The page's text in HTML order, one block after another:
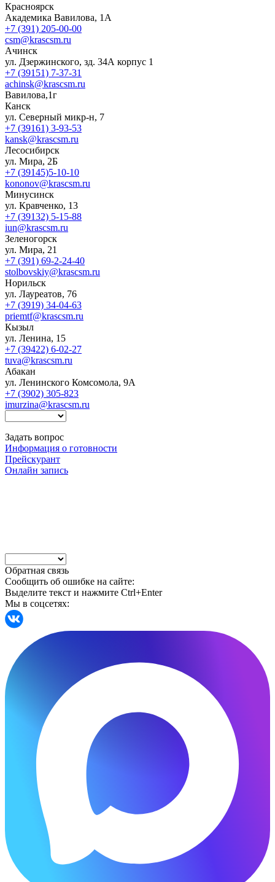
Красноярск
Академика Вавилова, 1А
+7 (391) 205-00-00
csm@krascsm.ru
Ачинск
ул. Дзержинского, зд. 34А корпус 1
+7 (39151) 7-37-31
achinsk@krascsm.ru
Вавилова,1г
Канск
ул. Северный микр-н, 7
+7 (39161) 3-93-53
kansk@krascsm.ru
Лесосибирск
ул. Мира, 2Б
+7 (39145)5-10-10
kononov@krascsm.ru
Минусинск
ул. Кравченко, 13
+7 (39132) 5-15-88
iun@krascsm.ru
Зеленогорск
ул. Мира, 21
+7 (391) 69-2-24-40
stolbovskiy@krascsm.ru
Норильск
ул. Лауреатов, 76
+7 (3919) 34-04-63
priemtf@krascsm.ru
Кызыл
ул. Ленина, 15
+7 (39422) 6-02-27
tuva@krascsm.ru
Абакан
ул. Ленинского Комсомола, 9А
+7 (3902) 305-823
imurzina@krascsm.ru
Задать вопрос
Информация о готовности
Прейскурант
Онлайн запись
Обратная связь
Сообщить об ошибке на сайте:
Выделите текст и нажмите Ctrl+Enter
Мы в соцсетях: